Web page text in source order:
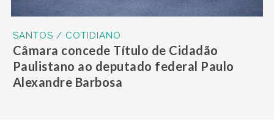
SANTOS / COTIDIANO
Câmara concede Título de Cidadão
Paulistano ao deputado federal Paulo
Alexandre Barbosa